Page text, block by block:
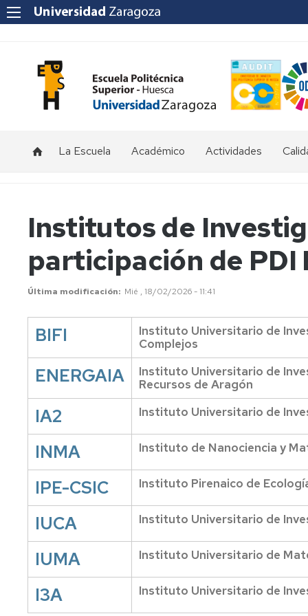
La Escuela
Misión,
visión
y
Organización
Equipo
Dirección
de
representación
Departamentos
universitarios
Áreas
de
Gestión
y
de
Administración
Servicios
Situación
geográfica
llegar
Información
EPS
Conócenos
La
EPS
en
las
Académico
y
horarios
Profesorado
tutorías
Programa
de
Orientación
Universitaria
Normas
de
Permanencia
en
Normativa
evaluación
en
la
UZ
Normativa
académica
Actividades
EPS
Foro
EPS-
ecológicos
de
Ciencia
y
Tecnología
Jornada
de
abiertas
a
las
12
Presentación
de
EPS
Institutos de
participación de PDI
Última modificación Mié , 18/02/2026 - 11:41
BIFI
Instituto Universitario de
Complejos
ENERGAIA
Instituto Universitario de
Recursos de Aragón
IA2 Instituto Universitario de
INMA Instituto de Nanociencia y
IPE-CSIC Instituto Pirenaico de
IUCA Instituto Universitario de
IUMA Instituto Universitario de
I3A Instituto Universitario de